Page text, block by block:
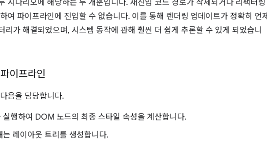
시나리오에 해당하는 두 개뿐입니다. 재진입 코드 경로가 삭제되거나 리팩터링
여 파이프라인에 진입할 수 없습니다. 이를 통해 렌더링 업데이트가 정확히 언제
리가 해결되었으며, 시스템 동작에 관해 훨씬 더 쉽게 추론할 수 있게 되었습니
이프라인
음을 담당합니다.
행하여 DOM 노드의 최종 스타일 속성을 계산합니다.
레이아웃 트리를 생성합니다.